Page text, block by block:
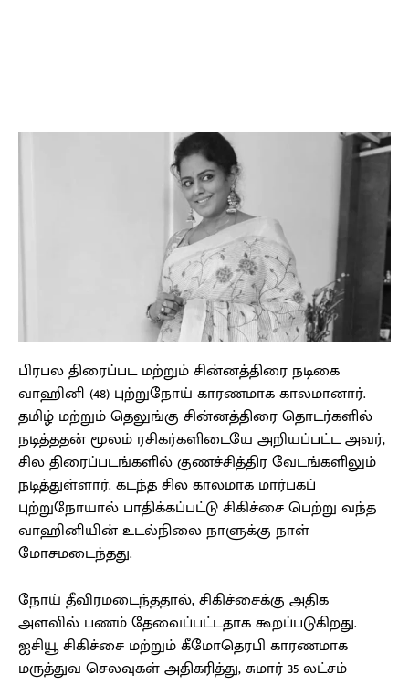
பிரபல திரைப்பட மற்றும் சின்னத்திரை நடிகை
வாஹினி (48) புற்றுநோய் காரணமாக காலமானார்.
தமிழ் மற்றும் தெலுங்கு சின்னத்திரை தொடர்களில்
நடித்ததன் மூலம் ரசிகர்களிடையே அறியப்பட்ட அவர்,
சில திரைப்படங்களில் குணச்சித்திர வேடங்களிலும்
நடித்துள்ளார். கடந்த சில காலமாக மார்பகப்
புற்றுநோயால் பாதிக்கப்பட்டு சிகிச்சை பெற்று வந்த
வாஹினியின் உடல்நிலை நாளுக்கு நாள்
மோசமடைந்தது.
நோய் தீவிரமடைந்ததால், சிகிச்சைக்கு அதிக
அளவில் பணம் தேவைப்பட்டதாக கூறப்படுகிறது.
ஐசியூ சிகிச்சை மற்றும் கீமோதெரபி காரணமாக
மருத்துவ செலவுகள் அதிகரித்து, சுமார் 35 லட்சம்